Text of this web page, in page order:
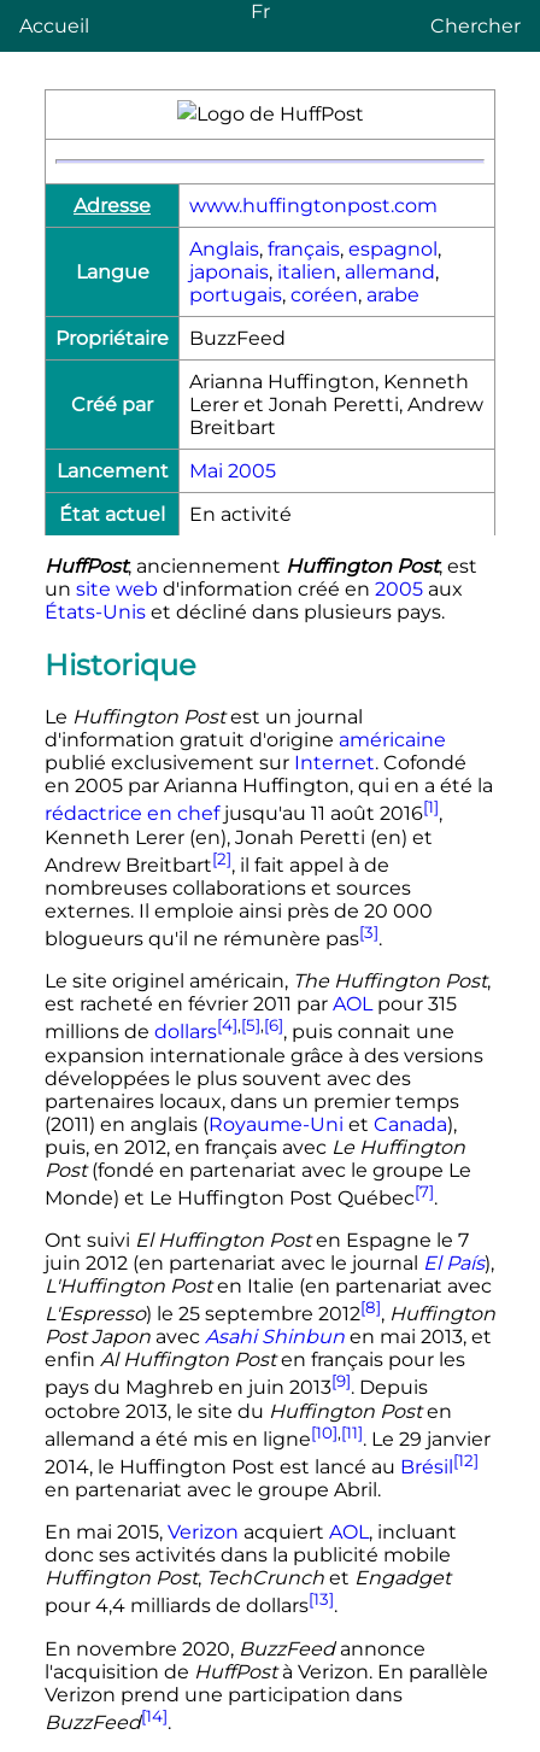
Accueil
Fr
Chercher
Adresse www.huffingtonpost.com
Langue
Anglais, français, espagnol,
japonais, italien, allemand,
portugais, coréen, arabe
Propriétaire
BuzzFeed
Créé par
Arianna Huffington, Kenneth
Lerer et Jonah Peretti, Andrew
Breitbart
Lancement
Mai 2005
État actuel
En activité
HuffPost, anciennement Huffington Post, est
un site web d'information créé en 2005aux
États-Uniset décliné dans plusieurs pays.
Historique
Le Huffington Postest un journal
d'information gratuit d'origine américaine
publié exclusivement sur Internet. Cofondé
en 2005 par Arianna Huffington, qui en a été la
rédactrice en chefjusqu'au 11 août 2016[1],
Kenneth Lerer (en), Jonah Peretti (en) et
Andrew Breitbart[2], il fait appel à de
nombreuses collaborations et sources
externes. Il emploie ainsi près de 20 000
blogueurs qu'il ne rémunère pas[3].
Le site originel américain, The Huffington Post,
est racheté en février 2011 par AOLpour 315
millions de dollars[4],[5],[6], puis connait une
expansion internationale grâce à des versions
développées le plus souvent avec des
partenaires locaux, dans un premier temps
(2011) en anglais (Royaume-Uni et Canada),
puis, en 2012, en français avec Le Huffington
Post(fondé en partenariat avec le groupe Le
Monde) et Le Huffington Post Québec[7].
Ont suivi El Huffington Posten Espagne le 7
juin 2012(en partenariat avec le journal El País),
L'Huffington Posten Italie (en partenariat avec
L'Espresso) le 25 septembre 2012[8], Huffington
Post Japonavec Asahi Shinbunen mai 2013, et
enfin Al Huffington Posten français pour les
pays du Maghreb en juin 2013[9]. Depuis
octobre 2013, le site du Huffington Posten
allemand a été mis en ligne[10],[11]. Le 29 janvier
2014, le Huffington Post est lancé au Brésil [12]
en partenariat avec le groupe Abril.
En mai 2015, Verizon acquiert AOL, incluant
donc ses activités dans la publicité mobile
Huffington Post, TechCrunchet Engadget
pour 4,4 milliardsde dollars[13].
En novembre 2020, BuzzFeedannonce
l'acquisition de HuffPostà Verizon. En parallèle
Verizon prend une participation dans
BuzzFeed[14].